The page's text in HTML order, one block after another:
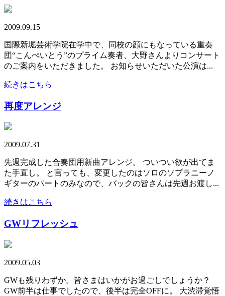
2009.09.15
国際新堀芸術学院在学中で、同校の顔にもなっている重奏
団“こんぺいとう”のプライム奏者、大野さんよりコンサート
のご案内をいただきました。 お知らせいただいた公演は...
続きはこちら
再度アレンジ
2009.07.31
先週完成した合奏団用新曲アレンジ。 ついつい欲が出てま
た手直し。 と言っても、変更したのはソロのソプラニーノ
ギターのパートのみなので、バックの皆さんは先週お渡し...
続きはこちら
GWリフレッシュ
2009.05.03
GWも残りわずか。皆さまはいかがお過ごしでしょうか？
GW前半は仕事でしたので、後半は完全OFFに。 大渋滞覚悟